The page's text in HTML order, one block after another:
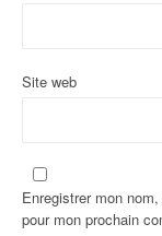
Site web
Enregistrer mon
pour mon prochain